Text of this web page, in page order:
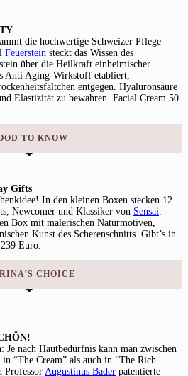
die hochwertige Schweizer Pflege
Feuerstein steckt das Wissen des
über die Heilkraft einheimischer
Anti Aging-Wirkstoff etabliert,
entgegen. Hyaluronsäure
Elastizität zu bewahren. Facial Cream 50
TO KNOW
In den kleinen Boxen stecken 12
Newcomer und Klassiker von Sensai
Box mit malerischen Naturmotiven,
Kunst des Scherenschnitts. Gibt’s in
Euro.
CHOICE
nach Hautbedürfnis kann man zwischen
“The Cream” als auch in “The Rich
ProfessorAugustinus Bader patentierte